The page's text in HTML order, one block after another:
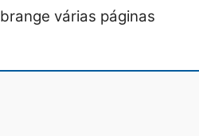
várias páginas